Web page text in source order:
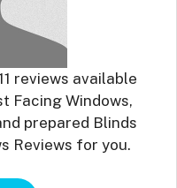
reviews available
Facing Windows,
prepared Blinds
Reviews for you.